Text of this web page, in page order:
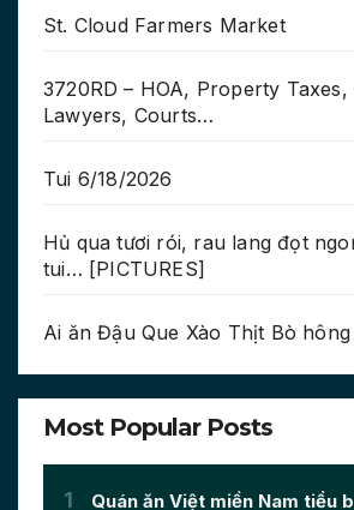
St. Cloud Farmers Market
3720RD – HOA, Property Taxes,
Lawyers, Courts…
Tui 6/18/2026
Hủ qua tươi rói, rau lang đọt
tui… [PICTURES]
Ai ăn Đậu Que Xào Thịt Bò hông
Most Popular Posts